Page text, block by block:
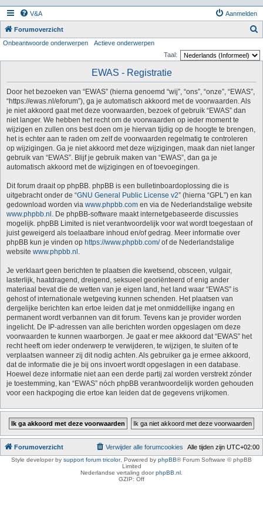
V&A Aanmelden
Forumoverzicht
Onbeantwoorde onderwerpen
Actieve onderwerpen
Taal:
EWAS - Registratie
Door het bezoeken van “EWAS” (hierna genoemd “wij”, “ons”, “onze”, “EWAS”,
“https://ewas.nl/eforum”), ga je automatisch akkoord met de voorwaarden. Als
je niet akkoord gaat met deze voorwaarden, bezoek of gebruik “EWAS” dan
niet langer. We hebben het recht om de voorwaarden op ieder moment te
wijzigen en zullen ons best doen om je hiervan tijdig op de hoogte te brengen,
het is echter aan te raden om zelf de voorwaarden regelmatig te controleren
op wijzigingen. Ga je niet akkoord met deze wijzigingen, maak dan niet langer
gebruik van “EWAS”. Blijf je gebruik maken van “EWAS”, dan ga je
automatisch akkoord met de wijzigingen en of toevoegingen.
Dit forum draait op phpBB. phpBB is een bulletinboardoplossing die is
uitgebracht onder de “GNU General Public License v2” (hierna “GPL”) en kan
gedownload worden via www.phpbb.com en via de Nederlandstalige website
www.phpbb.nl . De phpBB-software maakt internetgebaseerde discussies
mogelijk. phpBB Limited is niet verantwoordelijk voor wat wordt toegestaan of
juist geweigerd als toelaatbare inhoud en/of gedrag. Meer informatie over
phpBB kun je vinden op https://www.phpbb.com/of de Nederlandstalige
website www.phpbb.nl .
Je verklaart geen berichten te plaatsen die kwetsend, obsceen, vulgair,
lasterlijk, haatdragend, dreigend, seksueel georiënteerd of enig ander
materiaal bevat die de wetten van je eigen land, het land waar “EWAS” is
gehost of internationale wetgeving kunnen schenden. Het plaatsen van
dergelijke berichten kan ertoe leiden dat je met onmiddellijke ingang en
permanent wordt verbannen van dit forum. Tevens kan je provider worden
ingelicht. De IP-adressen van alle berichten worden opgeslagen om deze
voorwaarden te kunnen waarborgen. Je gaat er mee akkoord dat “EWAS” het
recht heeft om ieder onderwerp te verwijderen, te wijzigen, te sluiten of te
verplaatsen wanneer zij dit nodig achten. Als gebruiker ga je ermee akkoord,
dat de informatie die je bij ons invoert wordt opgeslagen in een database.
Hoewel deze informatie niet aan een derde partij zal worden verstrekt zónder
je toestemming, kan “EWAS” nóch phpBB verantwoordelijk worden gehouden
voor een hackpoging die ertoe kan leiden dat de gegevens vrijkomen.
Forumoverzicht Alle tijden zijn UTC+02:00
Verwijder alle forumcookies
Style developer by support forum tricolor, Powered by phpBB® Forum Software © phpBB
Limited
Nederlandse vertaling doorphpBB.nl
GZIP: Off